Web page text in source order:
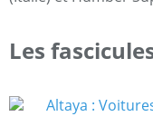
Les